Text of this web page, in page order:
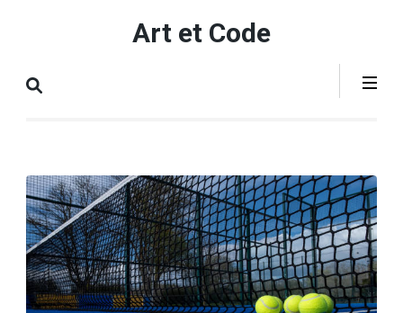
(Pressez
Art et Code